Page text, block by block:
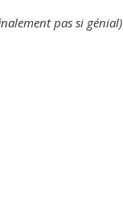
pas si génial)